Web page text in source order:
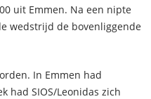
uit Emmen. Na een nipte
wedstrijd de bovenliggende
In Emmen had
had SIOS/Leonidas zich